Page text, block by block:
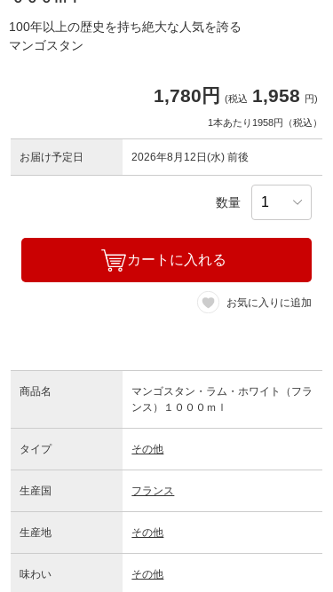
100年以上の歴史を持ち絶大な人気を誇る
マンゴスタン
1,780円 (税込 1,958 円)
1本あたり1958円（税込）
お届け予定日 2026年8月12日(水) 前後
数量
カートに入れる
お気に入りに追加
商品名
マンゴスタン・ラム・ホワイト（フラ
ンス）１０００ｍｌ
タイプ その他
生産国 フランス
生産地 その他
味わい その他